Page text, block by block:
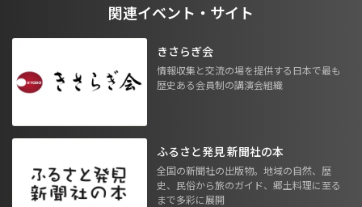
関連イベント・サイト
きさらぎ会
情報収集と交流の場を提供する日本で最も
歴史ある会員制の講演会組織
ふるさと発見 新聞社の本
全国の新聞社の出版物。地域の自然、歴
史、民俗から旅のガイド、郷土料理に至る
まで多彩に展開